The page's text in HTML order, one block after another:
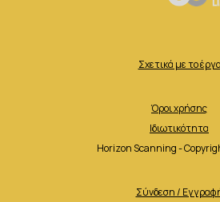
Σχετικά με το έργο
Όροι χρήσης
Ιδιωτικότητα
Horizon Scanning -
Σύνδεση /